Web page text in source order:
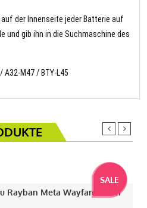
der Innenseite jeder Batterie auf
und gib ihn in die Suchmaschine des
A32-M47 / BTY-L45
SALE
Rayban Meta Wayfarer Gen1